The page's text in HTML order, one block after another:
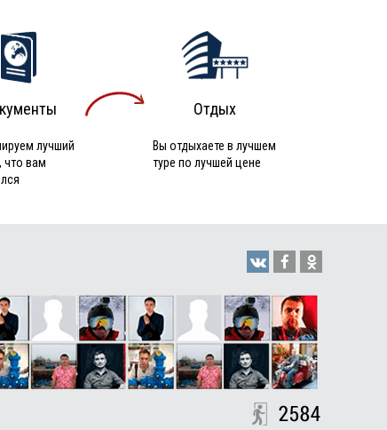
лучший
что вам
Отдых
Вы отдыхаете в лучшем
туре по лучшей цене